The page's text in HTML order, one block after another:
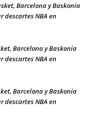
Barcelona y Baskonia
descartes NBA en
Barcelona y Baskonia
descartes NBA en
Barcelona y Baskonia
descartes NBA en